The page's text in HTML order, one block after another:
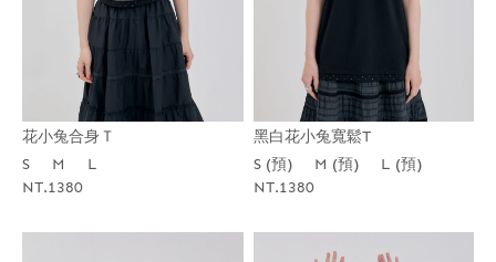
花小兔合身Ｔ
S
M
L
NT.1380
黑白花小兔寬鬆T
S (預)
M (預)
L (預)
NT.1380